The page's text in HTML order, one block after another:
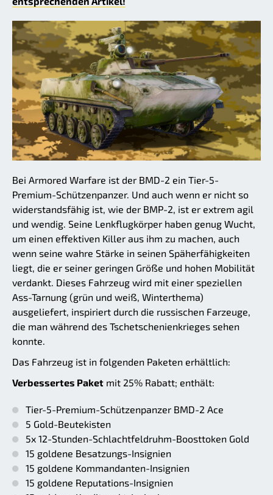
Bei Armored Warfare ist der BMD-2 ein Tier-5-
Premium-Schützenpanzer. Und auch wenn er nicht so
widerstandsfähig ist, wie der BMP-2, ist er extrem agil
und wendig. Seine Lenkflugkörper haben genug Wucht,
um einen effektiven Killer aus ihm zu machen, auch
wenn seine wahre Stärke in seinen Späherfähigkeiten
liegt, die er seiner geringen Größe und hohen Mobilität
verdankt. Dieses Fahrzeug wird mit einer speziellen
Ass-Tarnung (grün und weiß, Winterthema)
ausgeliefert, inspiriert durch die russischen Farzeuge,
die man während des Tschetschenienkrieges sehen
konnte.
Das Fahrzeug ist in folgenden Paketen erhältlich:
Verbessertes Paket mit 25% Rabatt; enthält:
Tier-5-Premium-Schützenpanzer BMD-2 Ace
5 Gold-Beutekisten
5x 12-Stunden-Schlachtfeldruhm-Boosttoken Gold
15 goldene Besatzungs-Insignien
15 goldene Kommandanten-Insignien
15 goldene Reputations-Insignien